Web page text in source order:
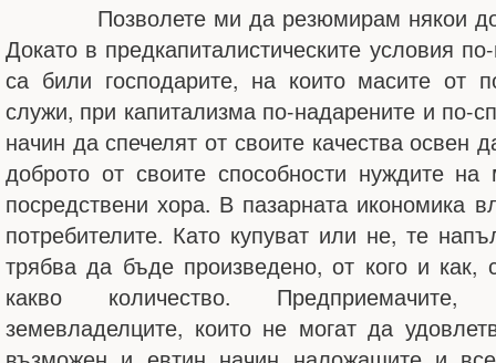
Позволете ми да резюмирам някои
Докато в предкапиталистическите условия
са били господарите, на които масите от
служи, при капитализма по-надарените и по-
начин да спечелят от своите качества освен
доброто от своите способности нуждите на
посредствени хора. В пазарната икономика
потребителите. Като купуват или не, те
трябва да бъде произведено, от кого и как,
какво количество. Предприемачите,
земевладелците, които не могат да